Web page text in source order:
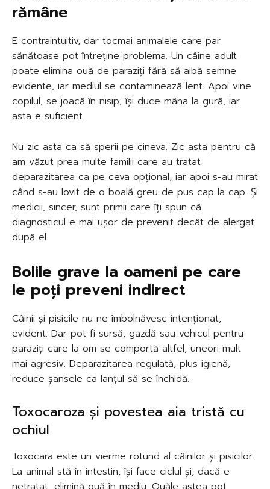
rămâne
E contraintuitiv, dar tocmai animalele care par
sănătoase pot întreține problema. Un câine adult
poate elimina ouă de paraziți fără să aibă semne
evidente, iar mediul se contaminează lent. Apoi vine
copilul, se joacă în nisip, își duce mâna la gură, iar
asta e suficient.
Nu zic asta ca să sperii pe cineva. Zic asta pentru că
am văzut prea multe familii care au tratat
deparazitarea ca pe ceva opțional, iar apoi s-au mirat
când s-au lovit de o boală greu de pus cap la cap. Și
medicii, sincer, sunt primii care îți spun că
diagnosticul e mai ușor de prevenit decât de alergat
după el.
Bolile grave la oameni pe care
le poți preveni indirect
Câinii și pisicile nu ne îmbolnăvesc intenționat,
evident. Dar pot fi sursă, gazdă sau vehicul pentru
paraziți care la om se comportă altfel, uneori mult
mai agresiv. Deparazitarea regulată, plus igienă,
reduce șansele ca lanțul să se închidă.
Toxocaroza și povestea aia tristă cu
ochiul
Toxocara este un vierme rotund al câinilor și pisicilor.
La animal stă în intestin, își face ciclul și, dacă e